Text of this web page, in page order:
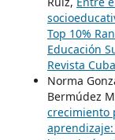
Top 10%
Educación
Revista
Norma
Bermúdez
crecimiento